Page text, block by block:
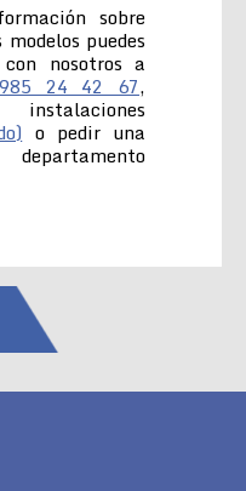
sobre
puedes
nosotros a
985 24 42 67,
o pedir una